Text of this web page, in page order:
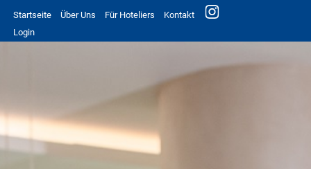
Startseite Über Uns Für Hoteliers
Kontakt
Login